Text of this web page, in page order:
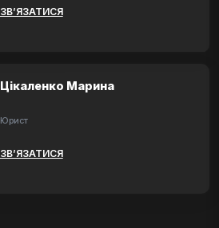
ЗВ’ЯЗАТИСЯ
Цікаленко Марина
Юрист
ЗВ’ЯЗАТИСЯ